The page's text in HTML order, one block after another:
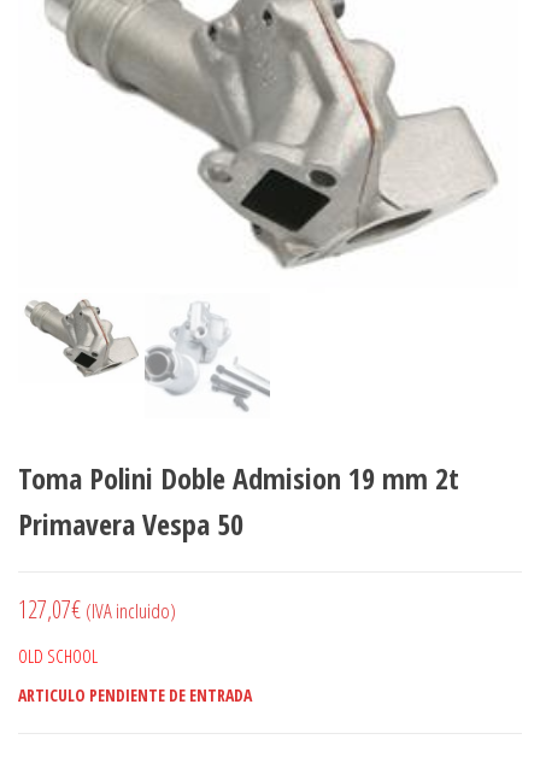
TAMBIÉN PARA PIAGGIO
50CC, 4T, AC, 2-VÁLVULA Ø 39
Toma Polini Doble Admision 19 mm 2t
Primavera Vespa 50
127,07€ (IVA incluido)
OLD SCHOOL
ARTICULO PENDIENTE DE ENTRADA